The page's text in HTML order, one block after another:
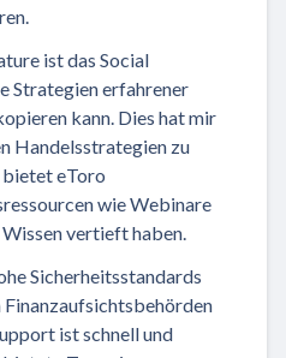
ist das Social
Strategien erfahrener
kann. Dies hat mir
Handelsstrategien zu
eToro
wie Webinare
vertieft haben.
Sicherheitsstandards
ist schnell und